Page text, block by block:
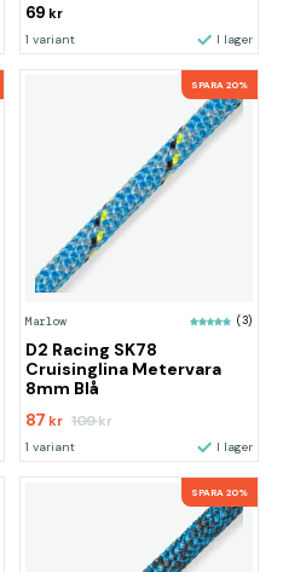
69 kr
1 variant I lager
SPARA 20%
Marlow (3)
D2 Racing SK78
Cruisinglina Metervara
8mm Blå
87 kr 109kr
1 variant I lager
SPARA 20%